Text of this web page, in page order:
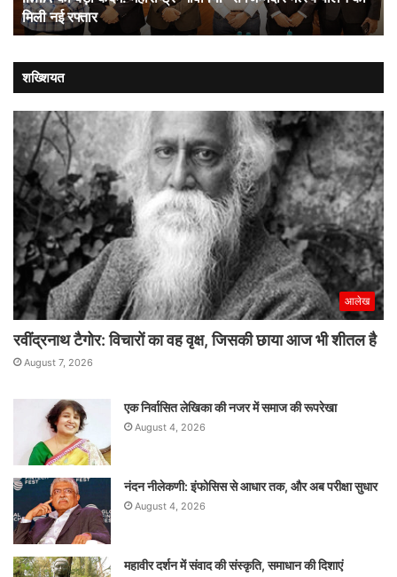
मत्स्य
पालन
मिली
नई
रफ्तार
मिली नई रफ्तार
शख्शियत
आलेख
रवींद्रनाथ टैगोर: विचारों का वह वृक्ष, जिसकी छाया आज भी शीतल है
August 7, 2026
एक निर्वासित लेखिका की नजर में समाज की रूपरेखा
August 4, 2026
नंदन नीलेकणी: इंफोसिस से आधार तक, और अब परीक्षा सुधार
August 4, 2026
महावीर दर्शन में संवाद की संस्कृति, समाधान की दिशाएं